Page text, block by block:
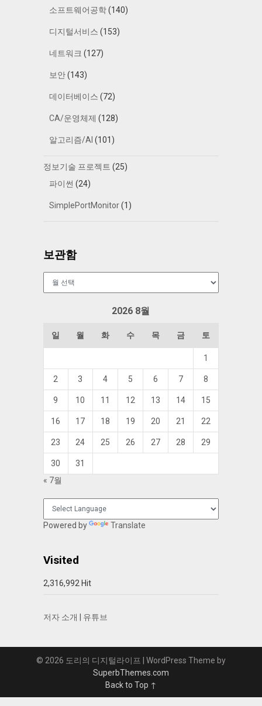
소프트웨어공학(140)
디지털서비스 (153)
네트워크 (127)
보안(143)
데이터베이스 (72)
CA/운영체제 (128)
알고리즘/AI (101)
정보기술 프로젝트 (25)
파이썬 (24)
SimplePortMonitor(1)
보관함
2026 8월
일 월 화 수 목 금 토
1
2 3 4 5 6 7 8
9 10 11 12 13 14 15
16 17 18 19 20 21 22
23 24 25 26 27 28 29
30
31
« 7월
Powered by Translate
Visited
2,316,992 Hit
저자 소개 유튜브
© 2026 도리의 디지털라이프
| WordPress Theme by
SuperbThemes.com
Back to Top ↑